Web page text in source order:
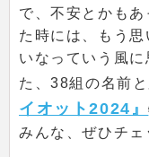
で、不安とかも
た時には、もう
いなっていう風
た、38組の名前
イオット2024』
みんな、ぜひチェ